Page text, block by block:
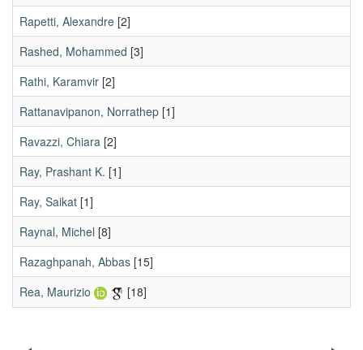
Rapetti, Alexandre [2]
Rashed, Mohammed [3]
Rathi, Karamvir [2]
Rattanavipanon, Norrathep [1]
Ravazzi, Chiara [2]
Ray, Prashant K. [1]
Ray, Saikat [1]
Raynal, Michel [8]
Razaghpanah, Abbas [15]
Rea, Maurizio
[18]